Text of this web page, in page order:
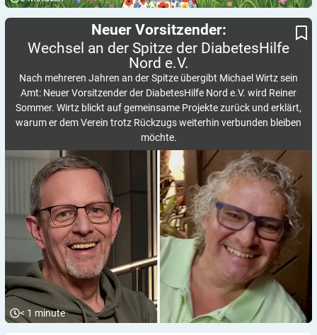
Neuer Vorsitzender:
Wechsel an der Spitze der DiabetesHilfe Nord e.V.
Neuer Vorsitzender:
Wechsel an der Spitze der DiabetesHilfe
Nord e.V.
Nach mehreren Jahren an der Spitze übergibt Michael Wirtz sein
Amt: Neuer Vorsitzender der DiabetesHilfe Nord e.V. wird Reiner
Sommer. Wirtz blickt auf gemeinsame Projekte zurück und erklärt,
warum er dem Verein trotz Rückzugs weiterhin verbunden bleiben
möchte.
< 1 minute